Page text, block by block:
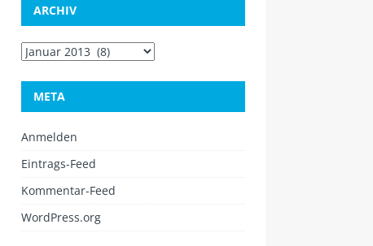
ARCHIV
META
Anmelden
Eintrags-Feed
Kommentar-Feed
WordPress.org